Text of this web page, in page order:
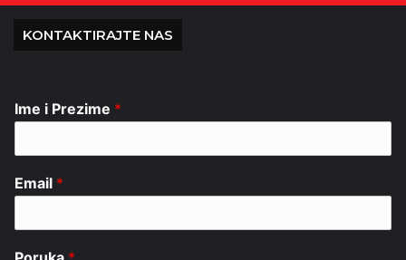
KONTAKTIRAJTE NAS
Ime i Prezime *
Email *